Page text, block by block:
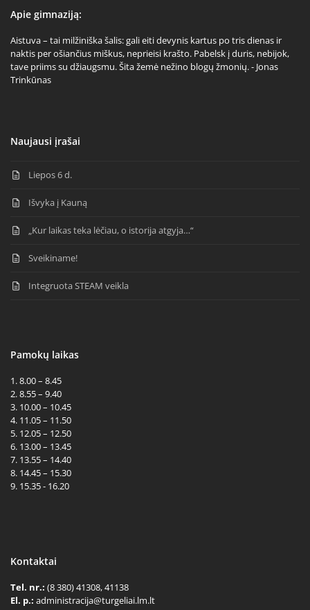
Apie gimnaziją:
Aistuva – tai milžiniška šalis: gali eiti devynis kartus po tris dienas ir
naktis per ošiančius miškus, neprieisi krašto. Pabelsk į duris, nebijok,
tave priims su džiaugsmu. Šita žemė nežino blogų žmonių. - Jonas
Trinkūnas
Naujausi įrašai
Liepos 6 d.
Išvyka į Kauną
„Kur laikas teka lėčiau, o istorija atgyja…“
Sveikiname!
Integruota STEAM veikla
Pamokų laikas
1. 8.00 – 8.45
2. 8.55 – 9.40
3. 10.00 – 10.45
4. 11.05 – 11.50
5. 12.05 – 12.50
6. 13.00 – 13.45
7. 13.55 – 14.40
8. 14.45 – 15.30
9. 15.35 - 16.20
Kontaktai
Tel. nr.: (8 380) 41308, 41138
El. p.: administracija@turgeliai.lm.lt